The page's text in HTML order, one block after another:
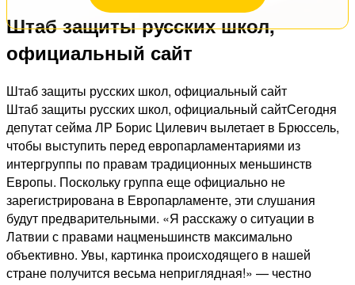
Штаб защиты русских школ,
официальный сайт
Штаб защиты русских школ, официальный сайт
Штаб защиты русских школ, официальный сайтСегодня
депутат сейма ЛР Борис Цилевич вылетает в Брюссель,
чтобы выступить перед европарламентариями из
интергруппы по правам традиционных меньшинств
Европы. Поскольку группа еще официально не
зарегистрирована в Европарламенте, эти слушания
будут предварительными. «Я расскажу о ситуации в
Латвии с правами нацменьшинств максимально
объективно. Увы, картинка происходящего в нашей
стране получится весьма неприглядная!» — честно